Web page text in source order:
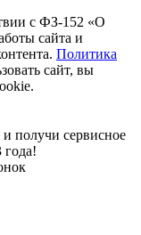
с ФЗ-152 «О
сайта и
Политика
сайт, вы
получи сервисное
года!